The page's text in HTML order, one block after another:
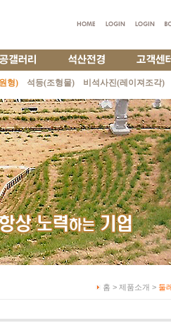
형) 석등(조형물) 비석사진(레이져조각)
홈 > 제품소개 > 둘